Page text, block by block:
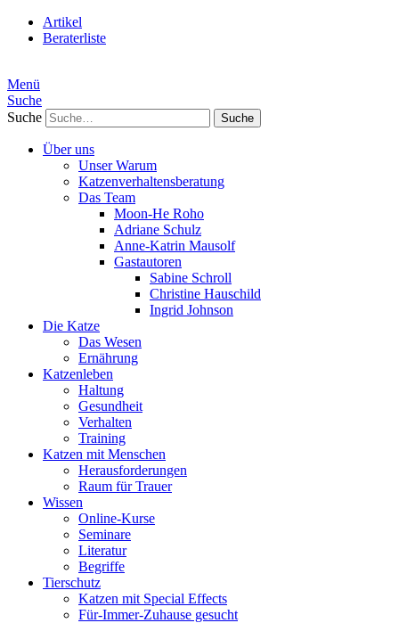
Artikel
Beraterliste
Menü
Suche
Suche
Über uns
Unser Warum
Katzenverhaltensberatung
Das Team
Moon-He Roho
Adriane Schulz
Anne-Katrin Mausolf
Gastautoren
Sabine Schroll
Christine Hauschild
Ingrid Johnson
Die Katze
Das Wesen
Ernährung
Katzenleben
Haltung
Gesundheit
Verhalten
Training
Katzen mit Menschen
Herausforderungen
Raum für Trauer
Wissen
Online-Kurse
Seminare
Literatur
Begriffe
Tierschutz
Katzen mit Special Effects
Für-Immer-Zuhause gesucht